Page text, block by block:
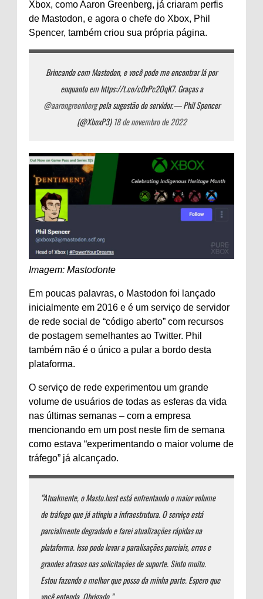
Xbox, como Aaron Greenberg, já criaram perfis
de Mastodon, e agora o chefe do Xbox, Phil
Spencer, também criou sua própria página.
Brincando com Mastodon, e você pode me encontrar lá por
enquanto em https://t.co/c0xPc2OqK7. Graças a
@aarongreenbergpela sugestão do servidor.— Phil Spencer
(@XboxP3)18 de novembro de 2022
Imagem: Mastodonte
Em poucas palavras, o Mastodon foi lançado
inicialmente em 2016 e é um serviço de servidor
de rede social de “código aberto” com recursos
de postagem semelhantes ao Twitter. Phil
também não é o único a pular a bordo desta
plataforma.
O serviço de rede experimentou um grande
volume de usuários de todas as esferas da vida
nas últimas semanas – com a empresa
mencionando em um post neste fim de semana
como estava “experimentando o maior volume de
tráfego” já alcançado.
“Atualmente, o Masto.host está enfrentando o maior volume
de tráfego que já atingiu a infraestrutura. O serviço está
parcialmente degradado e farei atualizações rápidas na
plataforma. Isso pode levar a paralisações parciais, erros e
grandes atrasos nas solicitações de suporte. Sinto muito.
Estou fazendo o melhor que posso da minha parte. Espero que
você entenda. Obrigado.”